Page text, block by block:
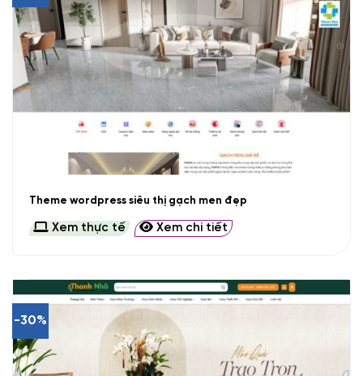
Theme wordpress siêu thị gạch men đẹp
Xem thực tế Xem chi tiết
-30%